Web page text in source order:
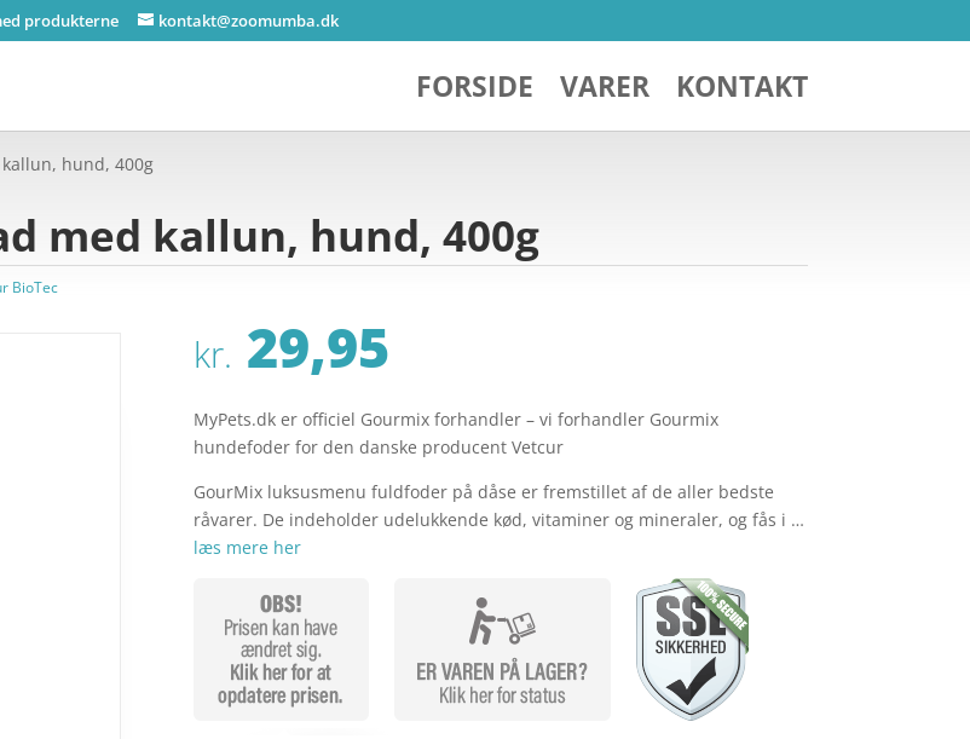
produkterne kontakt@zoomumba.dk
FORSIDE VARER KONTAKT
hund, 400g
med kallun, hund, 400g
BioTec
kr. 29,95
MyPets.dk er officiel Gourmix forhandler – vi forhandler Gourmix
hundefoder for den danske producent Vetcur
GourMix luksusmenu fuldfoder på dåse er fremstillet af de aller bedste
råvarer. De indeholder udelukkende kød, vitaminer og mineraler, og fås i …
læs mere her